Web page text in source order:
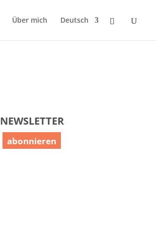
Über mich Deutsch
NEWSLETTER
abonnieren